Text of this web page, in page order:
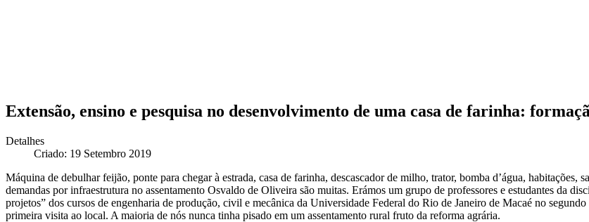
Extensão, ensino e pesquisa no desenvolvimento de uma casa de farinha:
Detalhes
Criado: 19 Setembro 2019
Máquina de debulhar feijão, ponte para chegar à estrada, casa de farinha, descascador de milho, trator, bomba d’água, habitações,
demandas por infraestrutura no assentamento Osvaldo de Oliveira são muitas. Erámos um grupo de professores e estudantes da
projetos” dos cursos de engenharia de produção, civil e mecânica da Universidade Federal do Rio de Janeiro de Macaé no segundo
primeira visita ao local. A maioria de nós nunca tinha pisado em um assentamento rural fruto da reforma agrária.